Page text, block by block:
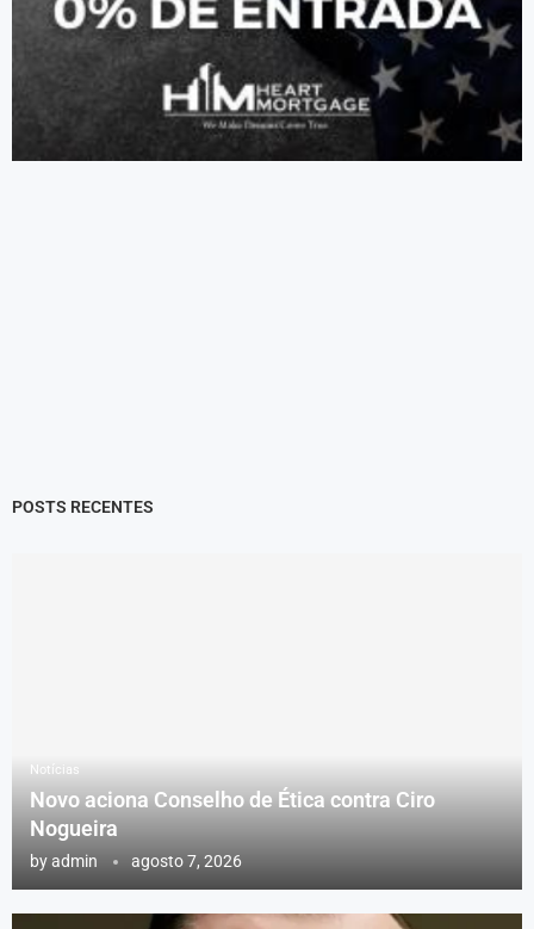
POSTS RECENTES
Notícias
Novo aciona Conselho de Ética contra Ciro
Nogueira
byadmin agosto 7, 2026